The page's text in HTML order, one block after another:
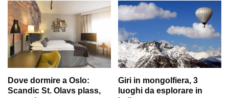
Dove dormire a Oslo:
Scandic St. Olavs plass,
Giri in mongolfiera, 3
luoghi da esplorare in